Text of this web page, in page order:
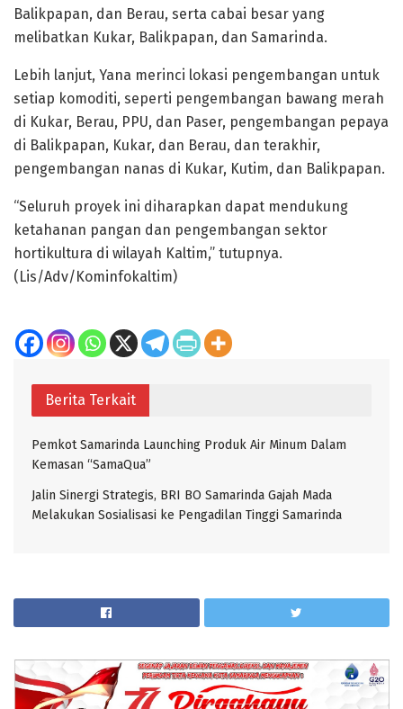
Balikpapan, dan Berau, serta cabai besar yang
melibatkan Kukar, Balikpapan, dan Samarinda.
Lebih lanjut, Yana merinci lokasi pengembangan untuk
setiap komoditi, seperti pengembangan bawang merah
di Kukar, Berau, PPU, dan Paser, pengembangan pepaya
di Balikpapan, Kukar, dan Berau, dan terakhir,
pengembangan nanas di Kukar, Kutim, dan Balikpapan.
“Seluruh proyek ini diharapkan dapat mendukung
ketahanan pangan dan pengembangan sektor
hortikultura di wilayah Kaltim,” tutupnya.
(Lis/Adv/Kominfokaltim)
Berita Terkait
Pemkot Samarinda Launching Produk Air Minum Dalam
Kemasan “SamaQua”
Jalin Sinergi Strategis, BRI BO Samarinda Gajah Mada
Melakukan Sosialisasi ke Pengadilan Tinggi Samarinda